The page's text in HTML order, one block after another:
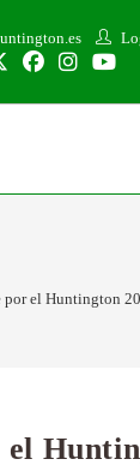
por el Huntington